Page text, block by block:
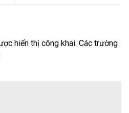
hiển thị công khai. Các trường